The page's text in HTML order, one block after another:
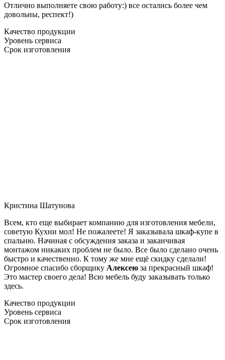
Отлично выполняете свою работу:) все остались более чем
довольны, респект!)
Качество продукции
Уровень сервиса
Срок изготовления
Кристина Шатунова
Всем, кто еще выбирает компанию для изготовления мебели,
советую Кухни мол! Не пожалеете! Я заказывала шкаф-купе в
спальню. Начиная с обсуждения заказа и заканчивая
монтажом никаких проблем не было. Все было сделано очень
быстро и качественно. К тому же мне ещё скидку сделали!
Огромное спасибо сборщику Алексею за прекрасный шкаф!
Это мастер своего дела! Всю мебель буду заказывать только
здесь.
Качество продукции
Уровень сервиса
Срок изготовления